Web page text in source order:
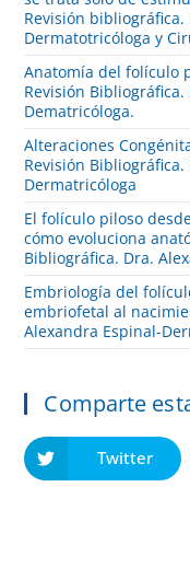
Revisión
Dermatotricóloga y
Anatomía del folículo
Revisión
Dematricóloga.
Alteraciones
Revisión
Dermatricóloga
El folículo piloso
cómo evoluciona
Bibliográfica. Dra.
Embriología del
embriofetal al
Alexandra Espinal-
Comparte
Twitter